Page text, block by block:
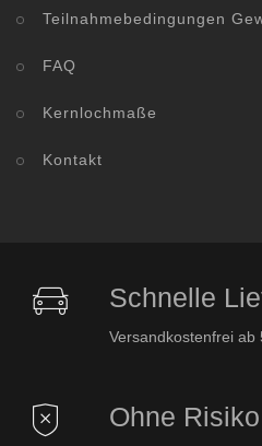
Teilnahmebedingungen
FAQ
Kernlochmaße
Kontakt
Schnelle
Versandkostenfrei ab
Ohne